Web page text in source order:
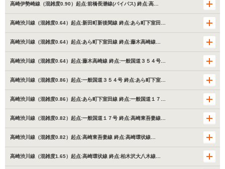
高崎伊勢崎線（混雑度0.90）起点:前橋長瀞線(バイパス) 終点:高…
高崎渋川線（混雑度0.64）起点:新田町新後閑線 終点:あら町下室田…
高崎渋川線（混雑度0.64）起点:あら町下室田線 終点:藤木高崎線…
高崎渋川線（混雑度0.64）起点:藤木高崎線 終点:一般国道３５４号…
高崎渋川線（混雑度0.86）起点:一般国道３５４号 終点:あら町下室…
高崎渋川線（混雑度0.86）起点:あら町下室田線 終点:一般国道１７…
高崎渋川線（混雑度0.82）起点:一般国道１７号 終点:高崎東吾妻線…
高崎渋川線（混雑度0.82）起点:高崎東吾妻線 終点:高崎環状線…
高崎渋川線（混雑度1.65）起点:高崎環状線 終点:柏木沢大八木線…